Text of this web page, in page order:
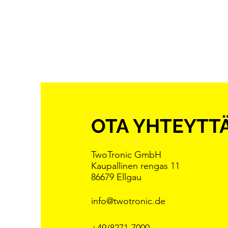
OTA
TwoTronic GmbH
Kaupallinen rengas 11
86679 Ellgau
info@twotronic.de